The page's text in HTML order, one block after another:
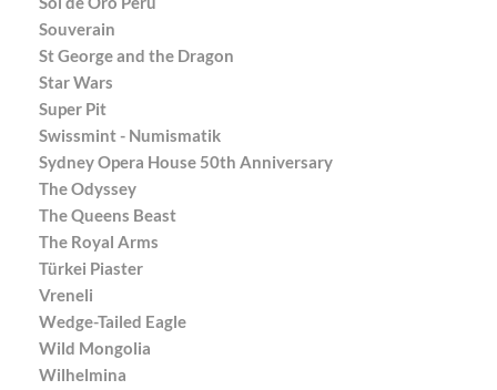
Souverain
St George and the Dragon
Star Wars
Super Pit
Swissmint - Numismatik
Sydney Opera House 50th Anniversary
The Odyssey
The Queens Beast
The Royal Arms
Türkei Piaster
Vreneli
Wedge-Tailed Eagle
Wild Mongolia
Wilhelmina